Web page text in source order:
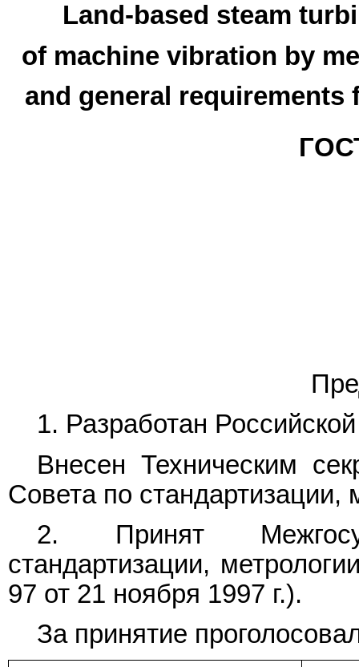
Land-based steam
of machine vibration by
and general
1. Разработан
Внесен Техническим
Совета по стандартизации,
2. Принят
стандартизации,
97 от 21 ноября 1997 г.).
За принятие